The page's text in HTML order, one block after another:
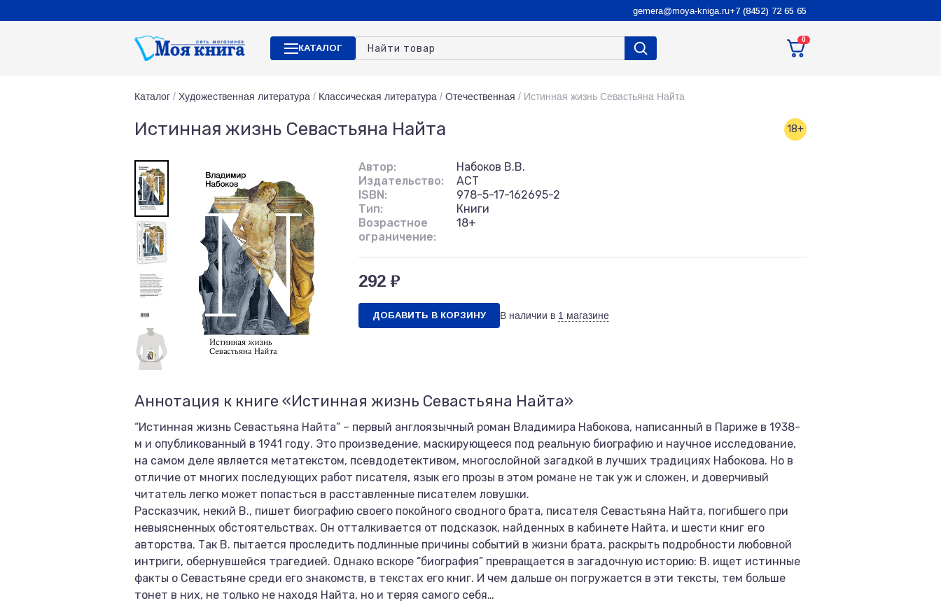
gemera@moya-kniga.ru+7 (8452) 72 65 65
КАТАЛОГ
0
Каталог / Художественная литература / Классическая литература / Отечественная / Истинная жизнь Севастьяна Найта
Истинная жизнь Севастьяна Найта 18+
Автор:
Набоков В.В.
Издательство:
АСТ
ISBN:
978-5-17-162695-2
Тип:
Книги
Возрастное
ограничение:
18+
292 ₽
ДОБАВИТЬ В КОРЗИНУ В наличии в 1 магазине
Аннотация к книге «Истинная жизнь Севастьяна Найта»
“Истинная жизнь Севастьяна Найта” – первый англоязычный роман Владимира Набокова, написанный в Париже в 1938-
м и опубликованный в 1941 году. Это произведение, маскирующееся под реальную биографию и научное исследование,
на самом деле является метатекстом, псевдодетективом, многослойной загадкой в лучших традициях Набокова. Но в
отличие от многих последующих работ писателя, язык его прозы в этом романе не так уж и сложен, и доверчивый
читатель легко может попасться в расставленные писателем ловушки.
Рассказчик, некий В., пишет биографию своего покойного сводного брата, писателя Севастьяна Найта, погибшего при
невыясненных обстоятельствах. Он отталкивается от подсказок, найденных в кабинете Найта, и шести книг его
авторства. Так В. пытается проследить подлинные причины событий в жизни брата, раскрыть подробности любовной
интриги, обернувшейся трагедией. Однако вскоре “биография” превращается в загадочную историю: В. ищет истинные
факты о Севастьяне среди его знакомств, в текстах его книг. И чем дальше он погружается в эти тексты, тем больше
тонет в них, не только не находя Найта, но и теряя самого себя…